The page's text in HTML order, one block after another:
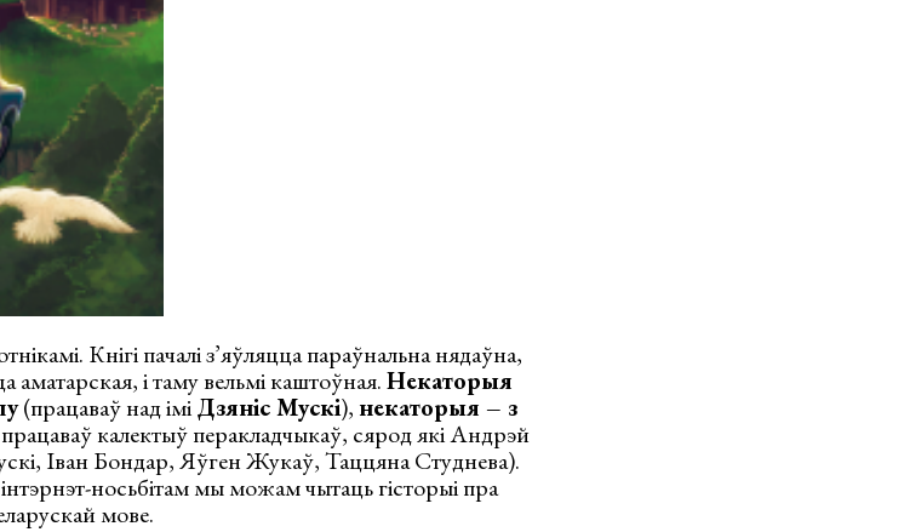
Кнігі пачалі з’яўляцца параўнальна нядаўна,
аматарская, і таму вельмі каштоўная.Некаторыя
(працаваў над іміДзяніс Мускі), некаторыя – з
калектыў перакладчыкаў, сярод які Андрэй
Іван Бондар, Яўген Жукаў, Таццяна Студнева).
носьбітам мы можам чытаць гісторыі пра
мове.